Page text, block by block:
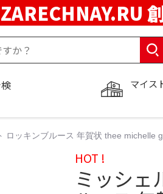
マイス
ロッキンブルース 年賀状 thee
HOT !
ミッシェ